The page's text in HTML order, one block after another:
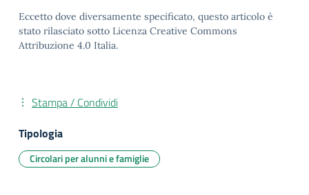
Eccetto dove diversamente specificato, questo articolo è
stato rilasciato sotto Licenza Creative Commons
Attribuzione 4.0 Italia.
Stampa / Condividi
Tipologia
Circolari per alunni e famiglie